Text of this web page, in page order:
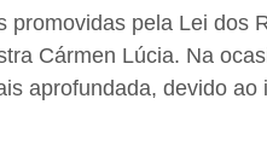
promovidas pela Lei dos
Cármen Lúcia. Na
aprofundada, devido